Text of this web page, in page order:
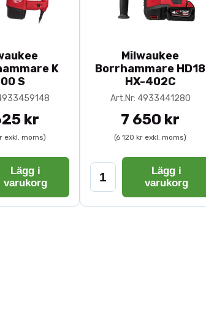
K
S
kr
exkl. moms)
Lägg i
varukorg
Milwaukee
Borrhammare HD18
HX-402C
Art.Nr: 4933441280
7 650 kr
(6 120 kr exkl. moms)
Lägg i
varukorg